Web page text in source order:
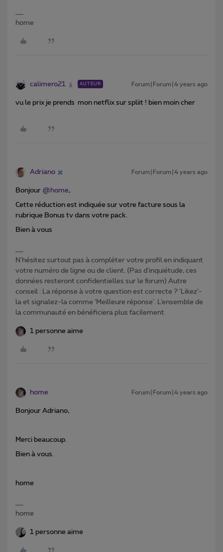
home
calimero21 AUTEUR Forum|Forum|4 years ago
vu le prix je prends mon netflix sur spliit ! bien moin cher
Adriano Forum|Forum|4 years ago
Bonjour @home,
Cette réduction est indiquée sur votre facture sous la
rubrique Bonus tv dans votre pack.
Bien à vous
N'hésitez surtout pas à compléter votre profil en indiquant
votre numéro de ligne ou de client. (Pas d'inquiétude, ces
données resteront confidentielles sur le forum) Autre
conseil : La réponse à votre question est correcte ? ‘Likez’-
la et signalez-la comme ‘Meilleure réponse’. L’ensemble de
la communauté en bénéficiera plus facilement.
1 personne aime
home Forum|Forum|4 years ago
Bonjour Adriano,
Merci beaucoup.
Bien à vous.
home
home
1 personne aime